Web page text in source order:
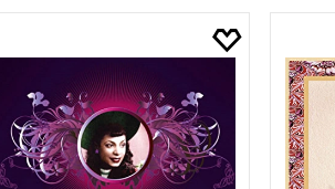
SEPETE EKLE